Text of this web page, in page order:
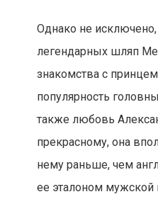
Однако не
легендарных шляп
знакомства с
популярность
также любовь
прекрасному, она
нему раньше, чем
ее эталоном